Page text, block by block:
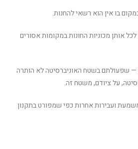
בו אין הוא רשאי להחנות.
אותן מכוניות החונות במקומות אסורים
— שפעולתם בשטח האוניברסיטה לא הותרה
על ציודם, משטח זה.
ועבירות אחרות כפי שמפורט בתקנון